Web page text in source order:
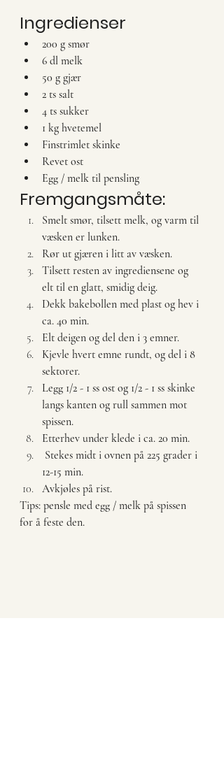
Ingredienser
200 g smør
6 dl melk
50 g gjær
2 ts salt
4 ts sukker
1 kg hvetemel
Finstrimlet skinke
Revet ost
Egg / melk til pensling
Fremgangsmåte:
Smelt smør, tilsett melk, og varm til
væsken er lunken.
Rør ut gjæren i litt av væsken.
Tilsett resten av ingrediensene og
elt til en glatt, smidig deig.
Dekk bakebollen med plast og hev i
ca. 40 min.
Elt deigen og del den i 3 emner.
Kjevle hvert emne rundt, og del i 8
sektorer.
Legg 1/2 - 1 ss ost og 1/2 - 1 ss skinke
langs kanten og rull sammen mot
spissen.
Etterhev under klede i ca. 20 min.
12-15 min.
Avkjøles på rist.
Tips: pensle med egg / melk på spissen
for å feste den.